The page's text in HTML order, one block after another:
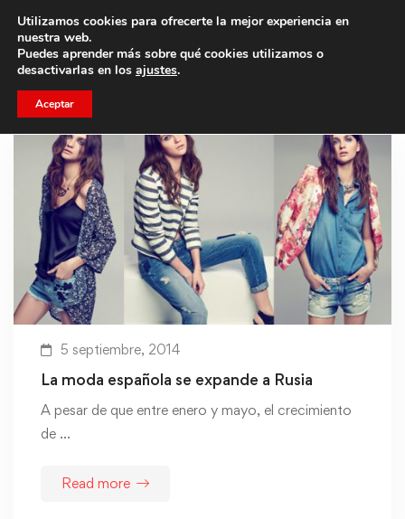
Trae a un amigo y llevaos un total de 75€ de descuento.
5 septiembre, 2014
La moda española se expande a Rusia
A pesar de que entre enero y mayo, el crecimiento
de …
Read more
Utilizamos cookies para ofrecerte la mejor experiencia en
nuestra web.
Puedes aprender más sobre qué cookies utilizamos o
desactivarlas en los ajustes.
Aceptar